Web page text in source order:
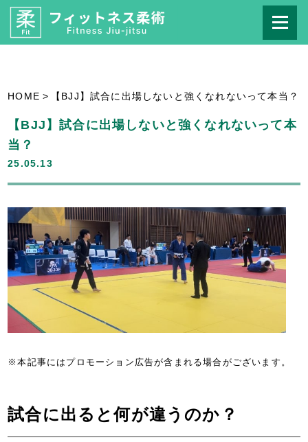
HOME > 【BJJ】試合に出場しないと強くなれないって本当？
【BJJ】試合に出場しないと強くなれないって本
当？
25.05.13
※本記事にはプロモーション広告が含まれる場合がございます。
試合に出ると何が違うのか？